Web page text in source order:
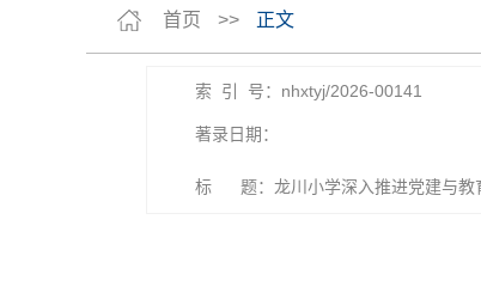
首页 >> 正文
索 引 号：nhxtyj/2026-00141
著录日期：
标 题：龙川小学深入推进党建与教